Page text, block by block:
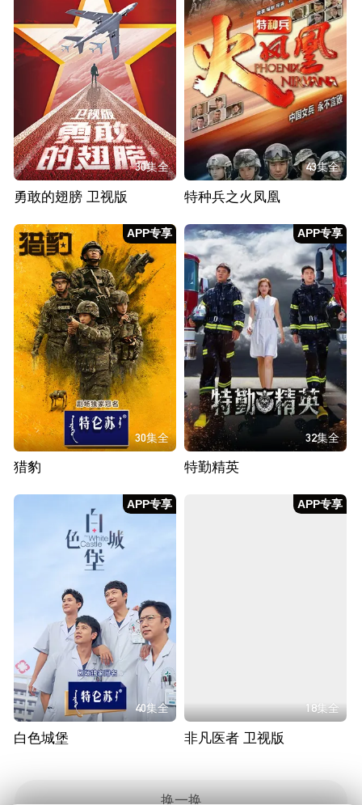
30集全
勇敢的翅膀 卫视版
43集全
特种兵之火凤凰
APP专享
30集全
猎豹
APP专享
32集全
特勤精英
APP专享
40集全
白色城堡
APP专享
18集全
非凡医者 卫视版
换一换